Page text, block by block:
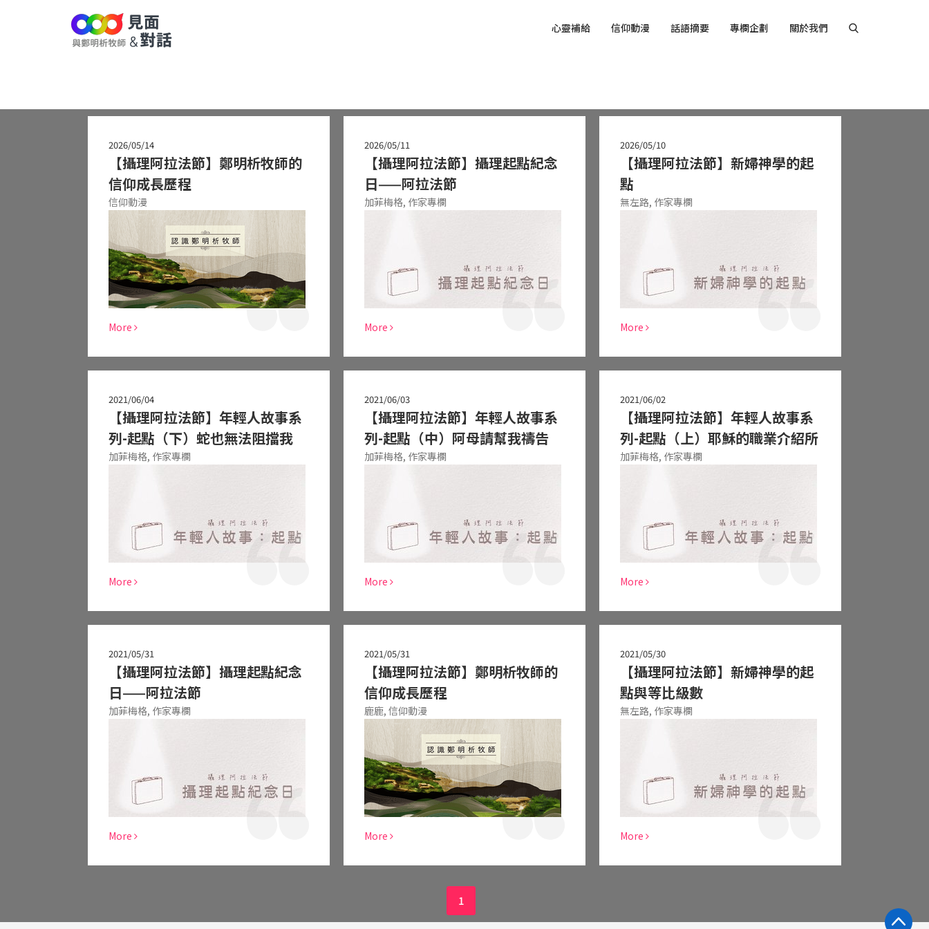
心靈補給 信仰動漫 話語摘要 專欄企劃 關於我們
2026/05/14
【攝理阿拉法節】鄭明析牧師的
信仰成長歷程
信仰動漫
More
2026/05/11
【攝理阿拉法節】攝理起點紀念
日——阿拉法節
加菲梅格, 作家專欄
More
2026/05/10
【攝理阿拉法節】新婦神學的起
點
無左路, 作家專欄
More
2021/06/04
【攝理阿拉法節】年輕人故事系
列-起點（下）蛇也無法阻擋我
加菲梅格, 作家專欄
More
2021/06/03
【攝理阿拉法節】年輕人故事系
列-起點（中）阿母請幫我禱告
加菲梅格, 作家專欄
More
2021/06/02
【攝理阿拉法節】年輕人故事系
列-起點（上）耶穌的職業介紹所
加菲梅格, 作家專欄
More
2021/05/31
【攝理阿拉法節】攝理起點紀念
日——阿拉法節
加菲梅格, 作家專欄
More
2021/05/31
【攝理阿拉法節】鄭明析牧師的
信仰成長歷程
鹿鹿, 信仰動漫
More
2021/05/30
【攝理阿拉法節】新婦神學的起
點與等比級數
無左路, 作家專欄
More
1